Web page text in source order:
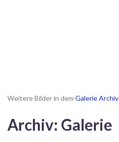
Weitere Bilder in dem Galerie Archiv
Archiv: Galerie